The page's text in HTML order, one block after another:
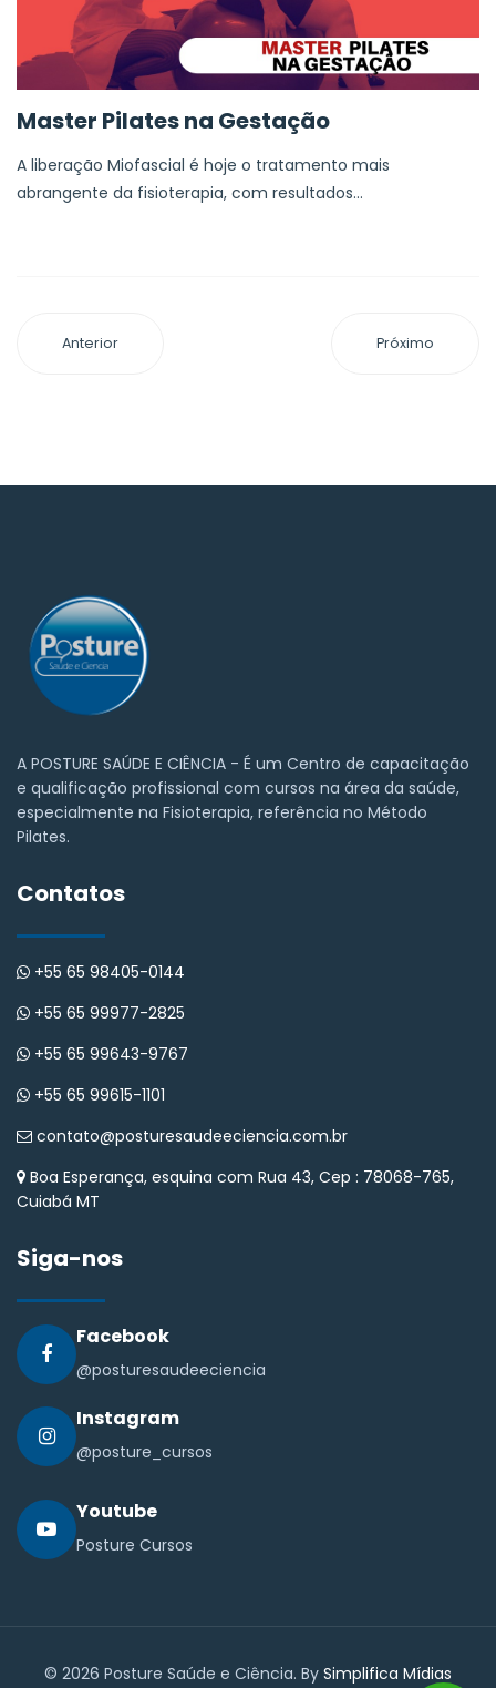
Master Pilates na Gestação
A liberação Miofascial é hoje o tratamento mais
abrangente da fisioterapia, com resultados...
Anterior Próximo
A POSTURE SAÚDE E CIÊNCIA - É um Centro de capacitação
e qualificação profissional com cursos na área da saúde,
especialmente na Fisioterapia, referência no Método
Pilates.
Contatos
+55 65 98405-0144
+55 65 99977-2825
+55 65 99643-9767
+55 65 99615-1101
contato@posturesaudeeciencia.com.br
Boa Esperança, esquina com Rua 43, Cep : 78068-765,
Cuiabá MT
Siga-nos
Facebook
@posturesaudeeciencia
Instagram
@posture_cursos
Youtube
Posture Cursos
© 2026 Posture Saúde e Ciência. By Simplifica Mídias